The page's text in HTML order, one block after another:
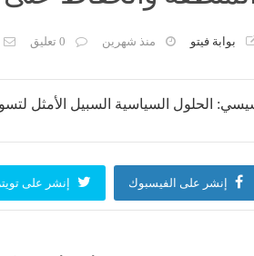
بوابة فيتو منذ شهرين 0 تعليق
إنشر على الفيسبوك إنشر على تويتر